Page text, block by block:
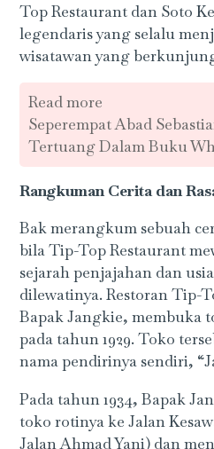
Top Restaurant dan Soto
legendaris yang selalu
wisatawan yang
Read more
Seperempat Abad
Tertuang Dalam Buku
Rangkuman Cerita dan
Bak merangkum sebuah
bila Tip-Top Restaurant
sejarah penjajahan dan
dilewatinya. Restoran Tip-
Bapak Jangkie, membuka
pada tahun 1929. Toko
nama pendirinya sendiri,
Pada tahun 1934, Bapak
toko rotinya ke Jalan
Jalan Ahmad Yani) dan